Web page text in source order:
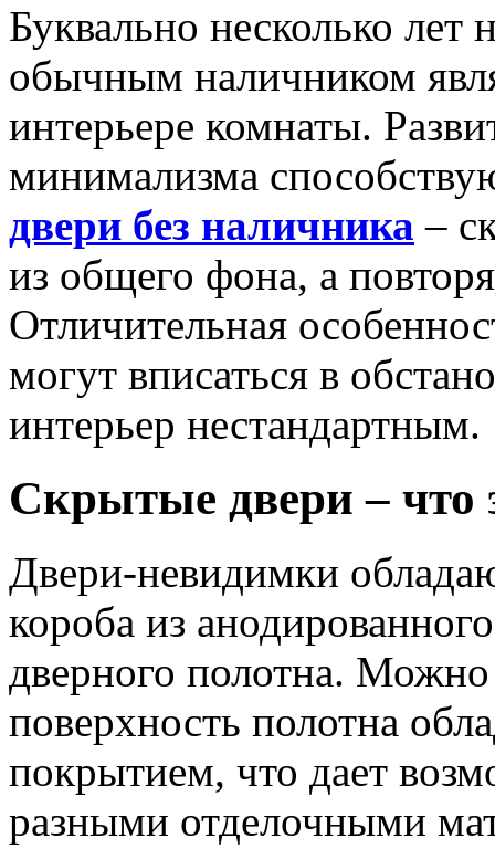
Буквально несколько лет
обычным наличником
интерьере комнаты.
минимализма
двери без наличника –
из общего фона, а
Отличительная
могут вписаться в
интерьер нестандартным.
Скрытые двери – что
Двери-невидимки
короба из
дверного полотна.
поверхность полотна
покрытием, что дает
разными отделочными